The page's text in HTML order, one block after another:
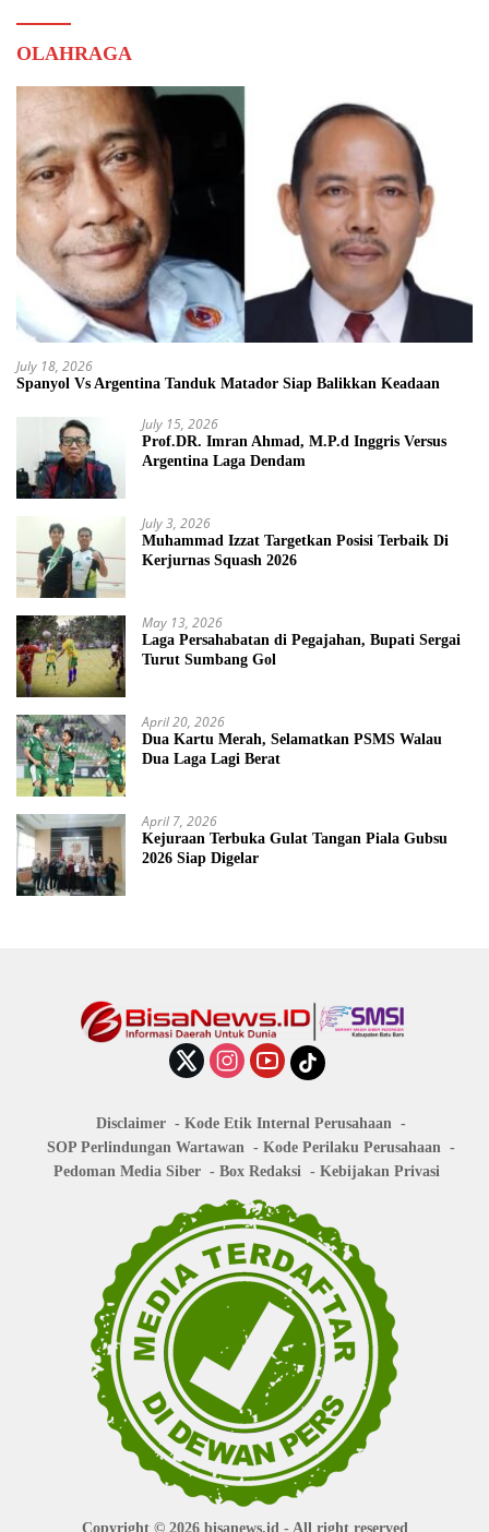
OLAHRAGA
July 18, 2026
Spanyol Vs Argentina Tanduk Matador Siap Balikkan Keadaan
July 15, 2026
Prof.DR. Imran Ahmad, M.P.d Inggris Versus
Argentina Laga Dendam
July 3, 2026
Muhammad Izzat Targetkan Posisi Terbaik Di
Kerjurnas Squash 2026
May 13, 2026
Laga Persahabatan di Pegajahan, Bupati Sergai
Turut Sumbang Gol
April 20, 2026
Dua Kartu Merah, Selamatkan PSMS Walau
Dua Laga Lagi Berat
April 7, 2026
Kejuraan Terbuka Gulat Tangan Piala Gubsu
2026 Siap Digelar
Disclaimer
Kode Etik Internal Perusahaan
SOP Perlindungan Wartawan
Kode Perilaku Perusahaan
Pedoman Media Siber
Box Redaksi Kebijakan Privasi
Copyright © 2026 bisanews.id - All right reserved